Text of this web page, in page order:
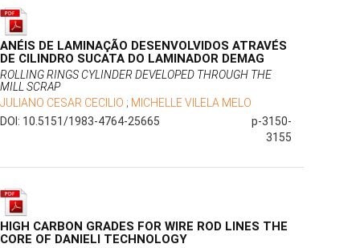
ANÉIS DE LAMINAÇÃO DESENVOLVIDOS ATRAVÉS
DE CILINDRO SUCATA DO LAMINADOR DEMAG
ROLLING RINGS CYLINDER DEVELOPED THROUGH THE
MILL SCRAP
JULIANO CESAR CECILIO ; MICHELLE VILELA MELO
DOI: 10.5151/1983-4764-25665
p-3150-
3155
HIGH CARBON GRADES FOR WIRE ROD LINES THE
CORE OF DANIELI TECHNOLOGY